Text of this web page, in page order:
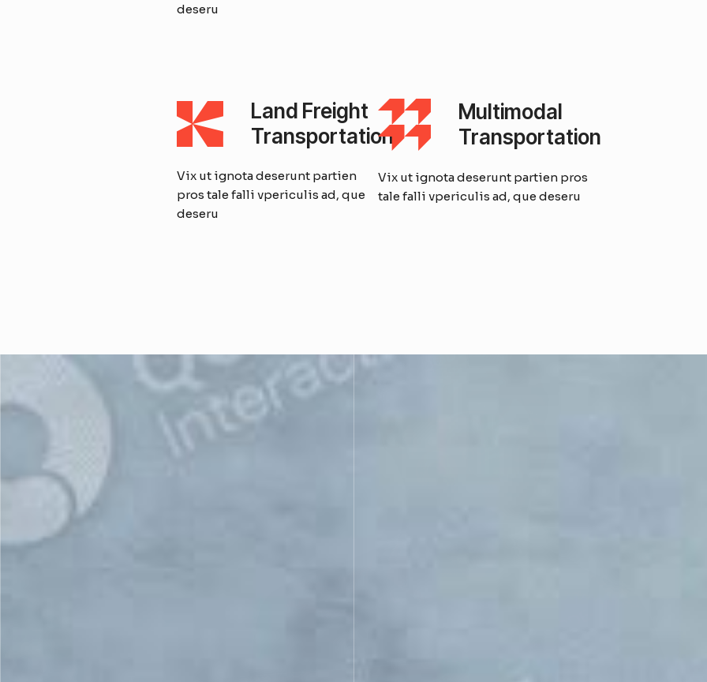
deseru
Land Freight
Transportation
Vix ut ignota deserunt partien
pros tale falli vpericulis ad, que
deseru
Multimodal
Transportation
Vix ut ignota deserunt partien pros
tale falli vpericulis ad, que deseru